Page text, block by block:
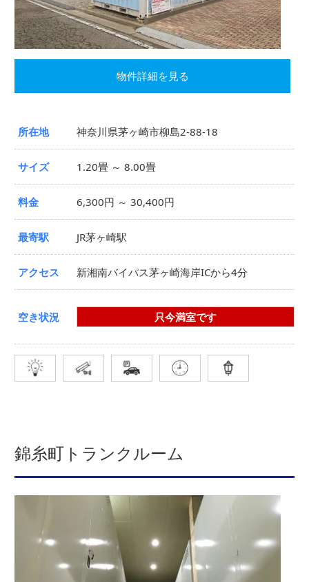
物件詳細を見る
所在地 神奈川県茅ヶ崎市柳島2-88-18
サイズ 1.20畳 ～ 8.00畳
料金 6,300円 ～ 30,400円
最寄駅 JR茅ヶ崎駅
アクセス 新湘南バイパス茅ヶ崎海岸ICから4分
空き状況 只今満室です
錦糸町トランクルーム